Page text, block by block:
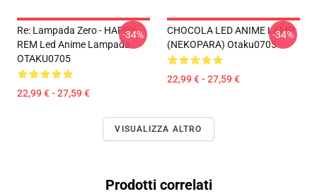
Re: Lampada Zero - HAPPY
REM Led Anime Lampada
OTAKU0705
22,99 € - 27,59 €
-34%
CHOCOLA LED ANIME LAMP
(NEKOPARA) Otaku0705
22,99 € - 27,59 €
-34%
VISUALIZZA ALTRO
Prodotti correlati